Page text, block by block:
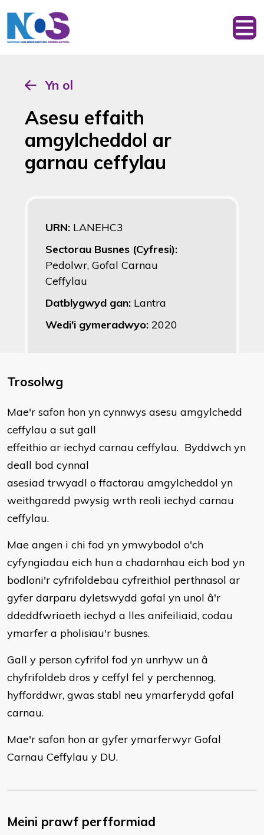
Yn ol
Asesu effaith
amgylcheddol ar
garnau ceffylau
URN: LANEHC3
Sectorau Busnes (Cyfresi):
Pedolwr, Gofal Carnau
Ceffylau
Datblygwyd gan: Lantra
Wedi'i gymeradwyo: 2020
Trosolwg
Mae'r safon hon yn cynnwys asesu amgylchedd
ceffylau a sut gall
effeithio ar iechyd carnau ceffylau. Byddwch yn
deall bod cynnal
asesiad trwyadl o ffactorau amgylcheddol yn
weithgaredd pwysig wrth reoli iechyd carnau
ceffylau.
Mae angen i chi fod yn ymwybodol o'ch
cyfyngiadau eich hun a chadarnhau eich bod yn
bodloni'r cyfrifoldebau cyfreithiol perthnasol ar
gyfer darparu dyletswydd gofal yn unol â'r
ddeddfwriaeth iechyd a lles anifeiliaid, codau
ymarfer a pholisïau'r busnes.
Gall y person cyfrifol fod yn unrhyw un â
chyfrifoldeb dros y ceffyl fel y perchennog,
hyfforddwr, gwas stabl neu ymarferydd gofal
carnau.
Mae'r safon hon ar gyfer ymarferwyr Gofal
Carnau Ceffylau y DU.
Meini prawf perfformiad